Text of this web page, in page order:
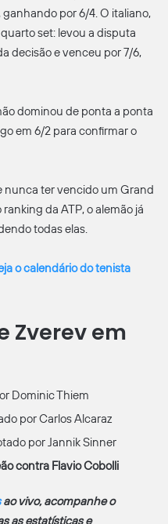
por 6/4. O italiano,
set: levou a disputa
decisão e venceu por 7/6,
dominou de ponta a ponta
em 6/2 para confirmar o
nunca ter vencido um Grand
da ATP, o alemão já
todas elas.
o calendário do tenista
Zverev em
Dominic Thiem
por Carlos Alcaraz
por Jannik Sinner
contra Flavio Cobolli
ao vivo, acompanhe o
as estatísticas e